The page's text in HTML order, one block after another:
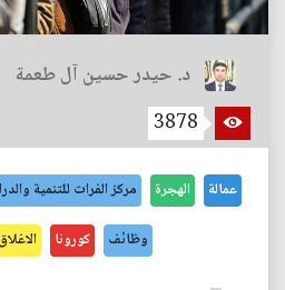
د. حيدر حسين آل طعمة
3878
عمالة الهجرة مركز الفرات للتنمية
وظائف كورونا الاغلاق